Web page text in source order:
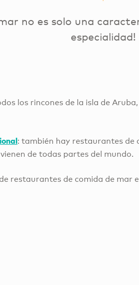
no es solo una
especialidad!
los rincones de la isla de
: también hay restaurantes de
de todas partes del mundo.
restaurantes de comida de mar